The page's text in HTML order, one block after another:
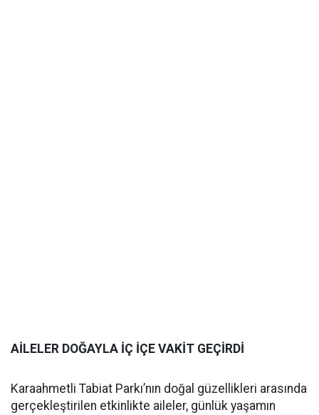
AİLELER DOĞAYLA İÇ İÇE VAKİT GEÇİRDİ
Karaahmetli Tabiat Parkı’nın doğal güzellikleri arasında
gerçekleştirilen etkinlikte aileler, günlük yaşamın